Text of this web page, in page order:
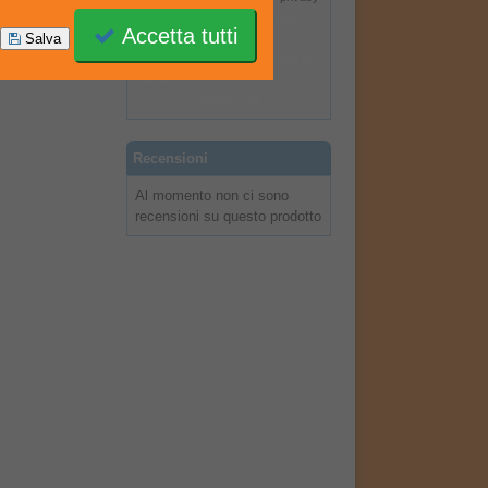
al trattamento dei miei dati. Esprimo
il mio consenso al trattamento dei
miei dati per l'invio di comunicazioni
Recensioni
Al momento non ci sono
recensioni su questo prodotto
Salva Accetta tutti